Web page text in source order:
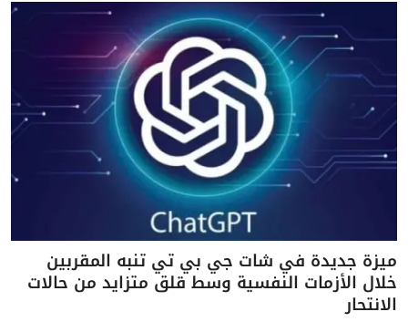
ميزة جديدة في شات جي بي تي تنبه المقربين
خلال الأزمات النفسية وسط قلق متزايد من حالات
الانتحار